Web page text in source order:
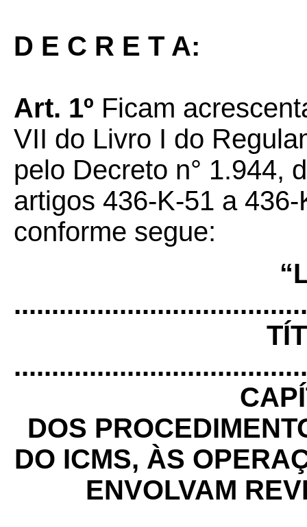
D E C R E T A:
Art. 1º Ficam
VII do Livro I do
pelo Decreto n° 1.944,
artigos 436-K-51 a
conforme segue:
DOS
DO ICMS, ÀS
ENVOLVAM